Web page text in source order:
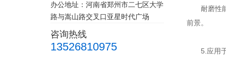
办公地址：河南省郑州市二七区大学
路与嵩山路交叉口亚星时代广场
咨询热线
13526810975
耐磨性
前景。
5.应用于